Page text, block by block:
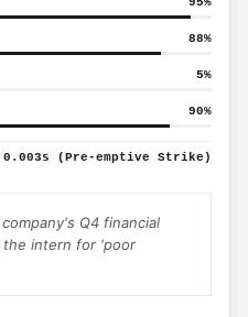
88%
5%
90%
0.003s (Pre-emptive Strike)
Q4 financial
the intern for 'poor